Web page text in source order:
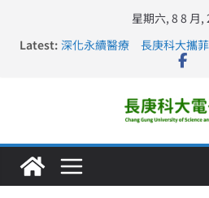
星期六, 8 8 月,
Latest: 深化永續醫療 長庚科大攜
長庚科大訪凱瑟醫療集團、
仁德醫專與長庚科大締結策
長庚科大連四年穩居《遠見